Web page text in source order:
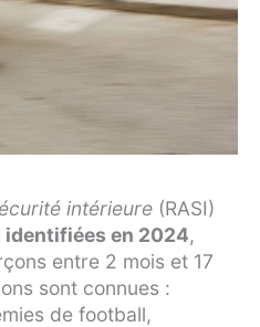
intérieure (RASI)
en 2024,
entre 2 mois et 17
sont connues :
de football,